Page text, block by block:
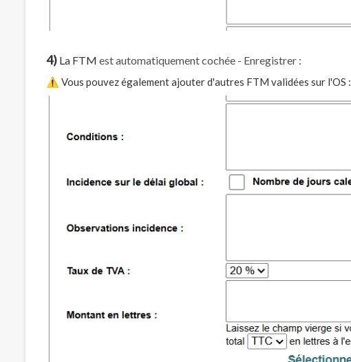
4) La FTM est automatiquement cochée - Enregistrer :
⚠️ Vous pouvez également ajouter d'autres FTM validées sur l'OS :